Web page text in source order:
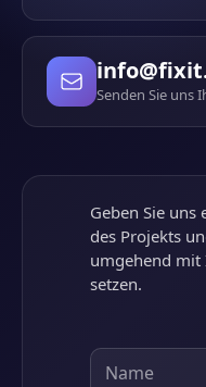
Senden Sie uns
Geben Sie uns
des Projekts
umgehend mit
setzen.